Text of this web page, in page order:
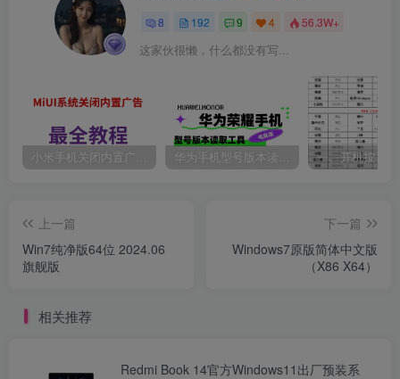
8 192 9 4 56.3W+
这家伙很懒，什么都没有写...
小米手机关闭内置广告最全教程。 华为手机型号版本读取工具
上一篇
Win7纯净版64位 2024.06
旗舰版
下一篇
Windows7原版简体中文版
（X86 X64）
相关推荐
Redmi Book 14官方Windows11出厂预装系